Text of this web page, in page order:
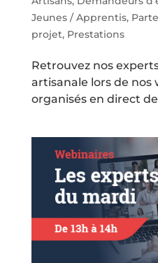
Jeunes / Apprentis,
projet, Prestations
Retrouvez nos
artisanale lors de nos
organisés en direct de